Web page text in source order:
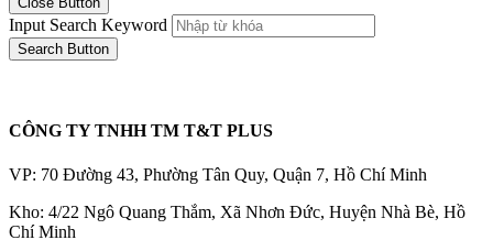
Input Search Keyword
Search Button
CÔNG TY TNHH TM T&T PLUS
VP: 70 Đường 43, Phường Tân Quy, Quận 7, Hồ Chí Minh
Kho: 4/22 Ngô Quang Thắm, Xã Nhơn Đức, Huyện Nhà Bè, Hồ
Chí Minh